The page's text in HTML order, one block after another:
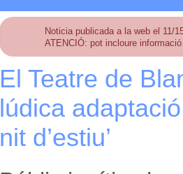
Noticia publicada a la web el 11/
ATENCIÓ: pot incloure
El Teatre de
lúdica
nit d’estiu’